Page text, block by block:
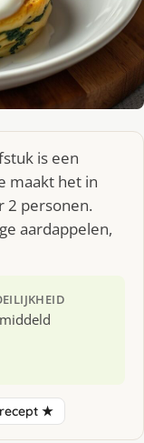
is een
maakt het in
2 personen.
aardappelen,
★